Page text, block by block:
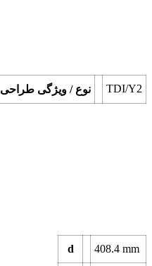
نوع / ویژگی طراحی TDI/Y2
d 408.4 mm